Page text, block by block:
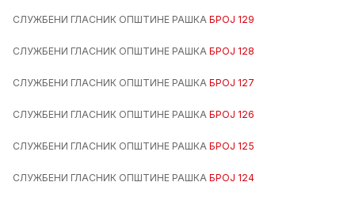
СЛУЖБЕНИ ГЛАСНИК ОПШТИНЕ РАШКА БРОЈ 129
СЛУЖБЕНИ ГЛАСНИК ОПШТИНЕ РАШКА БРОЈ 128
СЛУЖБЕНИ ГЛАСНИК ОПШТИНЕ РАШКА БРОЈ 127
СЛУЖБЕНИ ГЛАСНИК ОПШТИНЕ РАШКА БРОЈ 126
СЛУЖБЕНИ ГЛАСНИК ОПШТИНЕ РАШКА БРОЈ 125
СЛУЖБЕНИ ГЛАСНИК ОПШТИНЕ РАШКА БРОЈ 124